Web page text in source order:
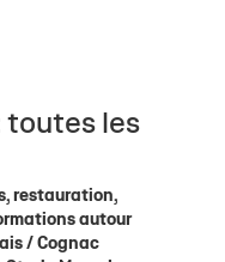
toutes les
restauration,
autour
/ Cognac